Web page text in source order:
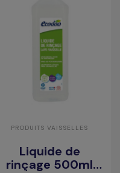
PRODUITS VAISSELLES
Liquide de
rinçage 500ml